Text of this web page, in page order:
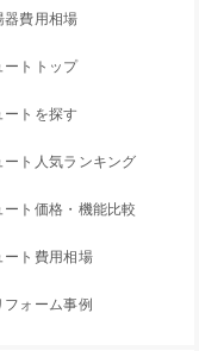
器費用相場
ートトップ
ートを探す
ート人気ランキング
ート価格・機能比較
ート費用相場
フォーム事例